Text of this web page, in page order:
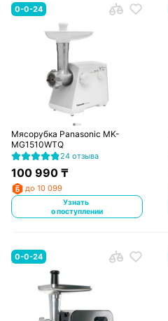
0-0-24
Мясорубка Panasonic MK-
MG1510WTQ
24 отзыва
100 990₸
до 10 099
Узнать
о поступлении
0-0-24